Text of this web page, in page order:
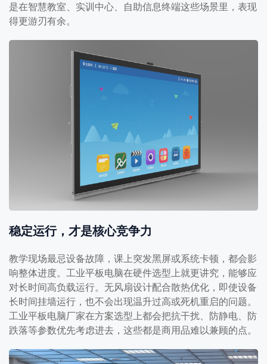
是在智慧教室、实训中心、自助信息终端这些场景里，表现
得更游刃有余。
稳定运行，才是核心竞争力
教学现场最忌设备故障，课上突发黑屏或系统卡顿，都会影
响整体进度。工业平板电脑在硬件选型上就更讲究，能够应
对长时间高负载运行。无风扇设计配合散热优化，即使设备
长时间挂墙运行，也不会出现温升过高或死机重启的问题。
工业平板电脑厂家在方案选型上都会把抗干扰、防静电、防
跌落等参数优先考虑进去，这些都是商用品难以兼顾的点。